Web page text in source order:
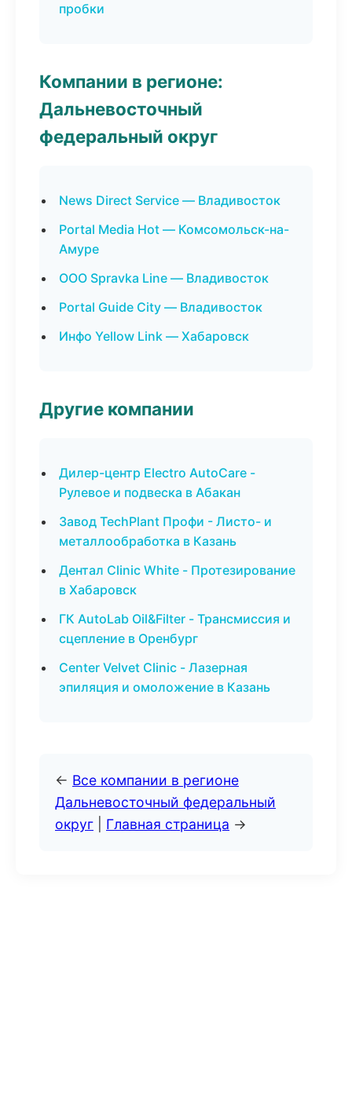
пробки
Компании в регионе:
Дальневосточный
федеральный округ
News Direct Service — Владивосток
Portal Media Hot — Комсомольск-на-
Амуре
ООО Spravka Line — Владивосток
Portal Guide City — Владивосток
Инфо Yellow Link — Хабаровск
Другие компании
Дилер-центр Electro AutoCare -
Рулевое и подвеска в Абакан
Завод TechPlant Профи - Листо- и
металлообработка в Казань
Дентал Clinic White - Протезирование
в Хабаровск
ГК AutoLab Oil&Filter - Трансмиссия и
сцепление в Оренбург
Center Velvet Clinic - Лазерная
эпиляция и омоложение в Казань
← Все компании в регионе
Дальневосточный федеральный
округ
Главная страница →